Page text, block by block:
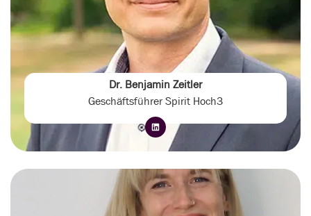
Dr. Benjamin Zeitler
Geschäftsführer Spirit Hoch3